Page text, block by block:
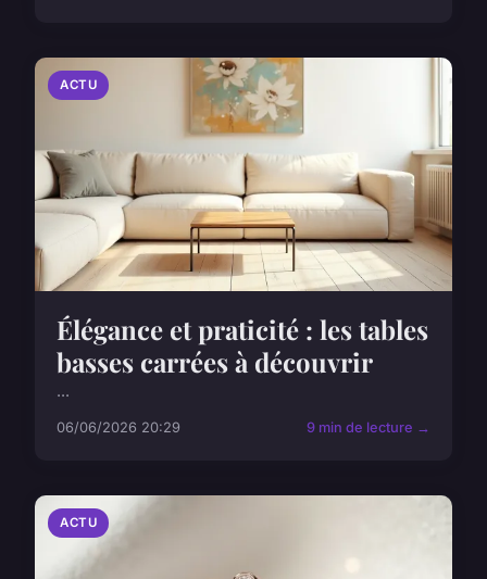
ACTU
Élégance et praticité : les tables
basses carrées à découvrir
...
06/06/2026 20:29 9 min de lecture →
ACTU